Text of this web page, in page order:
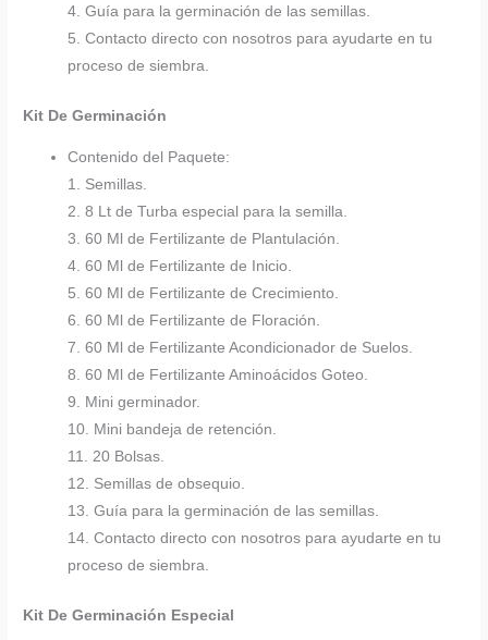
4. Guía para la germinación de las semillas.
5. Contacto directo con nosotros para ayudarte en tu
proceso de siembra.
Kit De Germinación
Contenido del Paquete:
1. Semillas.
2. 8 Lt de Turba especial para la semilla.
3. 60 Ml de Fertilizante de Plantulación.
4. 60 Ml de Fertilizante de Inicio.
5. 60 Ml de Fertilizante de Crecimiento.
6. 60 Ml de Fertilizante de Floración.
7. 60 Ml de Fertilizante Acondicionador de Suelos.
8. 60 Ml de Fertilizante Aminoácidos Goteo.
9. Mini germinador.
10. Mini bandeja de retención.
11. 20 Bolsas.
12. Semillas de obsequio.
13. Guía para la germinación de las semillas.
14. Contacto directo con nosotros para ayudarte en tu
proceso de siembra.
Kit De Germinación Especial